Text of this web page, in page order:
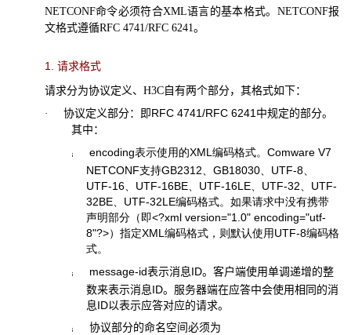
NETCONF命令必须符合XML语言的基本格式。 NETCONF报
文格式遵循RFC 4741/RFC 6241。
1. 请求格式
请求分为协议定义、 H3C自有两个部分，其格式如下：
·
协议定义部分：即RFC 4741/RFC 6241中规定的部分。
其中：
¡ encoding表示使用的XML 编码格式。 Comware V7
NETCONF支持GB2312 GB18030、 UTF-8、
UTF-16、 UTF-16BE、 UTF-16LE、 UTF-32
UTF-
32BE、 UTF-32LE编码格式。如果请求中没有携带
声明部分（即<?xml version="1.0" encoding="utf-
8"?>）指定XML 编码格式，则默认使用UTF-8编码格
式。
¡ message-id表示消息ID。客户端使用单调递增的整
数来表示消息ID。服务器端在应答中会使用相同的消
息ID以表示应答对应的请求。
¡
协议部分的命名空间必须为